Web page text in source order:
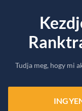
Tudja meg, hogy mi